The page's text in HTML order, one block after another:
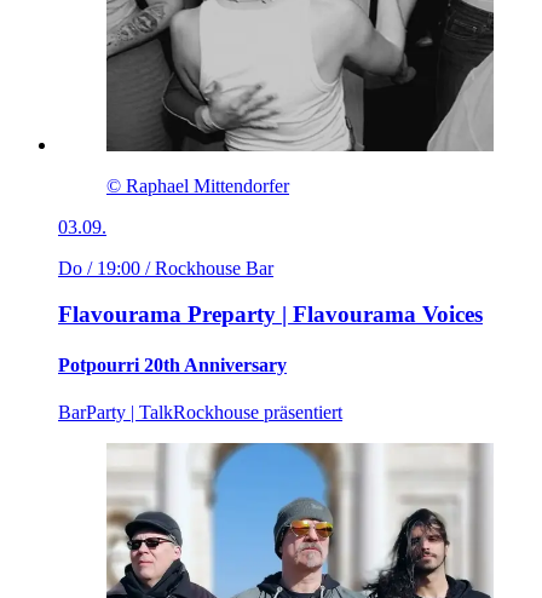
© Raphael Mittendorfer
03.09.
Do / 19:00 / Rockhouse Bar
Flavourama Preparty | Flavourama Voices
Potpourri 20th Anniversary
BarParty | TalkRockhouse präsentiert